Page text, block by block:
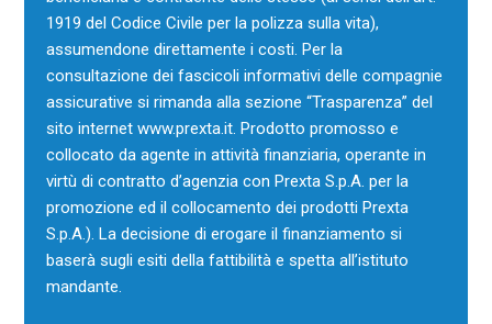
1919 del Codice Civile per la polizza sulla vita),
assumendone direttamente i costi. Per la
consultazione dei fascicoli informativi delle compagnie
assicurative si rimanda alla sezione “Trasparenza” del
sito internet www.prexta.it. Prodotto promosso e
collocato da agente in attività finanziaria, operante in
virtù di contratto d’agenzia con Prexta S.p.A. per la
promozione ed il collocamento dei prodotti Prexta
S.p.A.). La decisione di erogare il finanziamento si
baserà sugli esiti della fattibilità e spetta all’istituto
mandante.